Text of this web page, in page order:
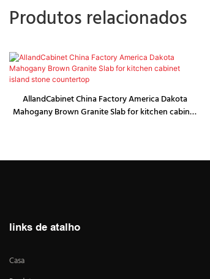
Produtos relacionados
AllandCabinet China Factory America Dakota
Mahogany Brown Granite Slab for kitchen cabinet
links de atalho
Casa